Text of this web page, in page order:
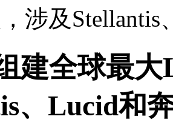
涉及Stellantis
建全球最
、Lucid和